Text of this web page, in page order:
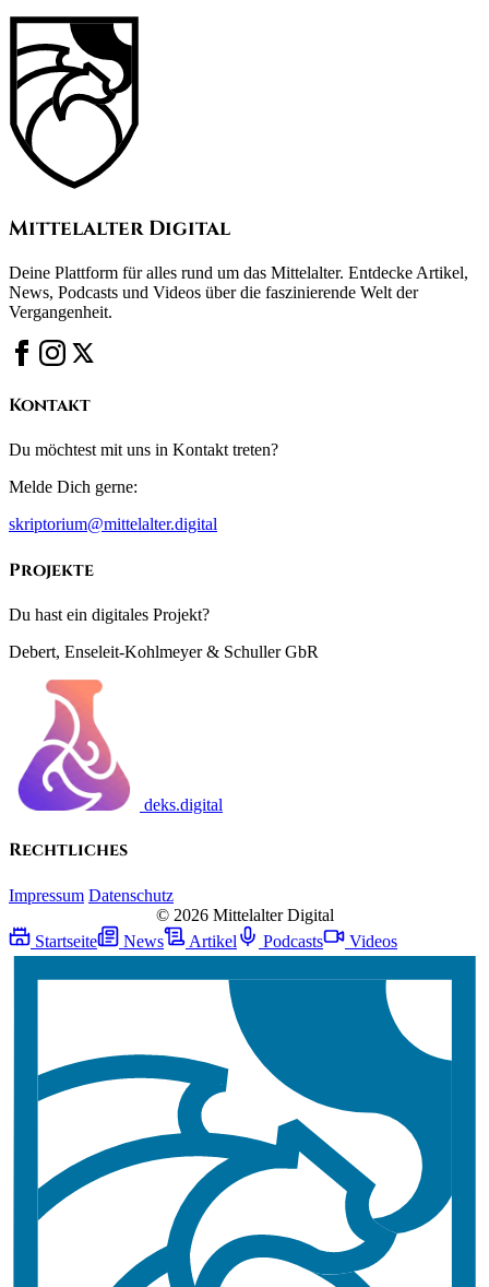
Mittelalter Digital
Deine Plattform für alles rund um das Mittelalter. Entdecke Artikel,
News, Podcasts und Videos über die faszinierende Welt der
Vergangenheit.
Kontakt
Du möchtest mit uns in Kontakt treten?
Melde Dich gerne:
skriptorium@mittelalter.digital
Projekte
Du hast ein digitales Projekt?
Debert, Enseleit-Kohlmeyer & Schuller GbR
deks.digital
Rechtliches
Impressum Datenschutz
© 2026 Mittelalter Digital
Startseite
News Artikel Podcasts Videos